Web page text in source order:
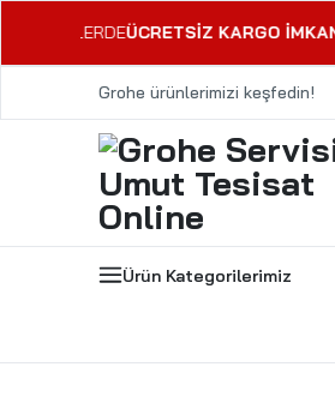
KARGO İMKANI!ONLİNE ÖDEME
Grohe ürünlerimizi keşfedin!
Ürün Kategorilerimiz